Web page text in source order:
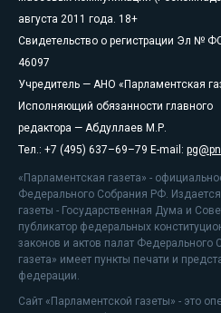
августа 2011 года. 18+
Свидетельство о регистрации Эл №
46097
Учредитель — АНО «Парламентская
Исполняющий обязанности главного
редактора — Абдуллаев М.Р.
Тел.: +7 (495) 637–69–79 E-mail:
«Парламентская газета» -
Федерального Собрания РФ.
газеты - Государственная Дума и
публикатор федеральных
законов и актов палат Федерального
газета» имеет пункты печати и
федерации.
Сайт «Парламентской газеты» - это